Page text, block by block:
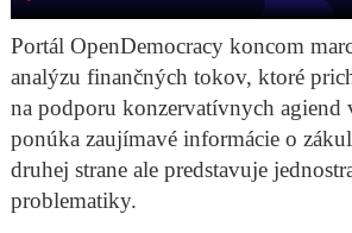
Portál OpenDemocracy koncom
analýzu finančných tokov, ktoré
na podporu konzervatívnych agiend
ponúka zaujímavé informácie o
druhej strane ale predstavuje
problematiky.